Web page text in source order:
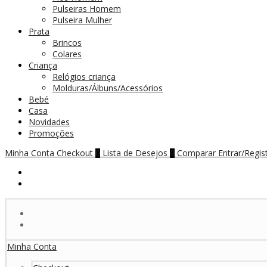
Pulseiras Homem
Pulseira Mulher
Prata
Brincos
Colares
Criança
Relógios criança
Molduras/Álbuns/Acessórios
Bebé
Casa
Novidades
Promoções
Minha Conta Checkout 0 Lista de Desejos 0 Comparar Entrar/
Minha Conta